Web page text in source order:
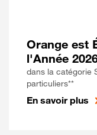
Orange est
l'Année
dans la catégorie
particuliers**
En savoir plus